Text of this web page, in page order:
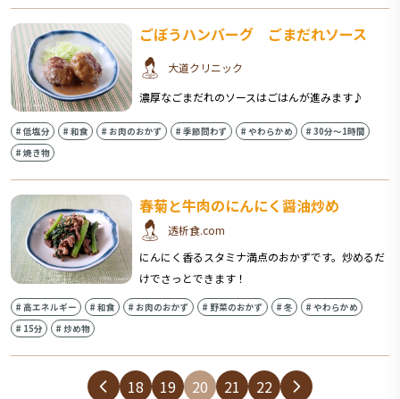
ごぼうハンバーグ ごまだれソース
大道クリニック
濃厚なごまだれのソースはごはんが進みます♪
#低塩分 #和食 # お肉のおかず #季節問わず #やわらかめ #30分〜1時間
#焼き物
春菊と牛肉のにんにく醤油炒め
透析食.com
にんにく香るスタミナ満点のおかずです。炒めるだ
けでさっとできます！
#高エネルギー #和食 # お肉のおかず #野菜のおかず #冬 #やわらかめ
# 15分 #炒め物
18 19 20 21 22